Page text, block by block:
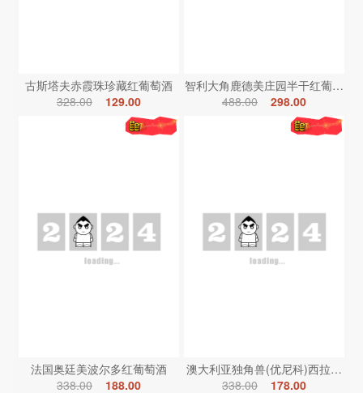
古斯塔夫赤霞珠珍藏红葡萄酒
328.00
129.00
智利大角鹿德美庄园半干红葡萄酒
488.00
298.00
法国奥廷美波尔多红葡萄酒
338.00
188.00
澳大利亚独角兽(优尼科)西拉红葡
338.00
178.00